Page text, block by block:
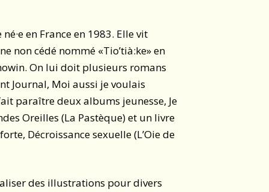
en France en 1983. Elle vit
non cédé nommé «Tio’tià:ke» en
On lui doit plusieurs romans
Journal, Moi aussi je voulais
paraître deux albums jeunesse, Je
Oreilles (La Pastèque) et un livre
Décroissance sexuelle (L’Oie de
des illustrations pour divers